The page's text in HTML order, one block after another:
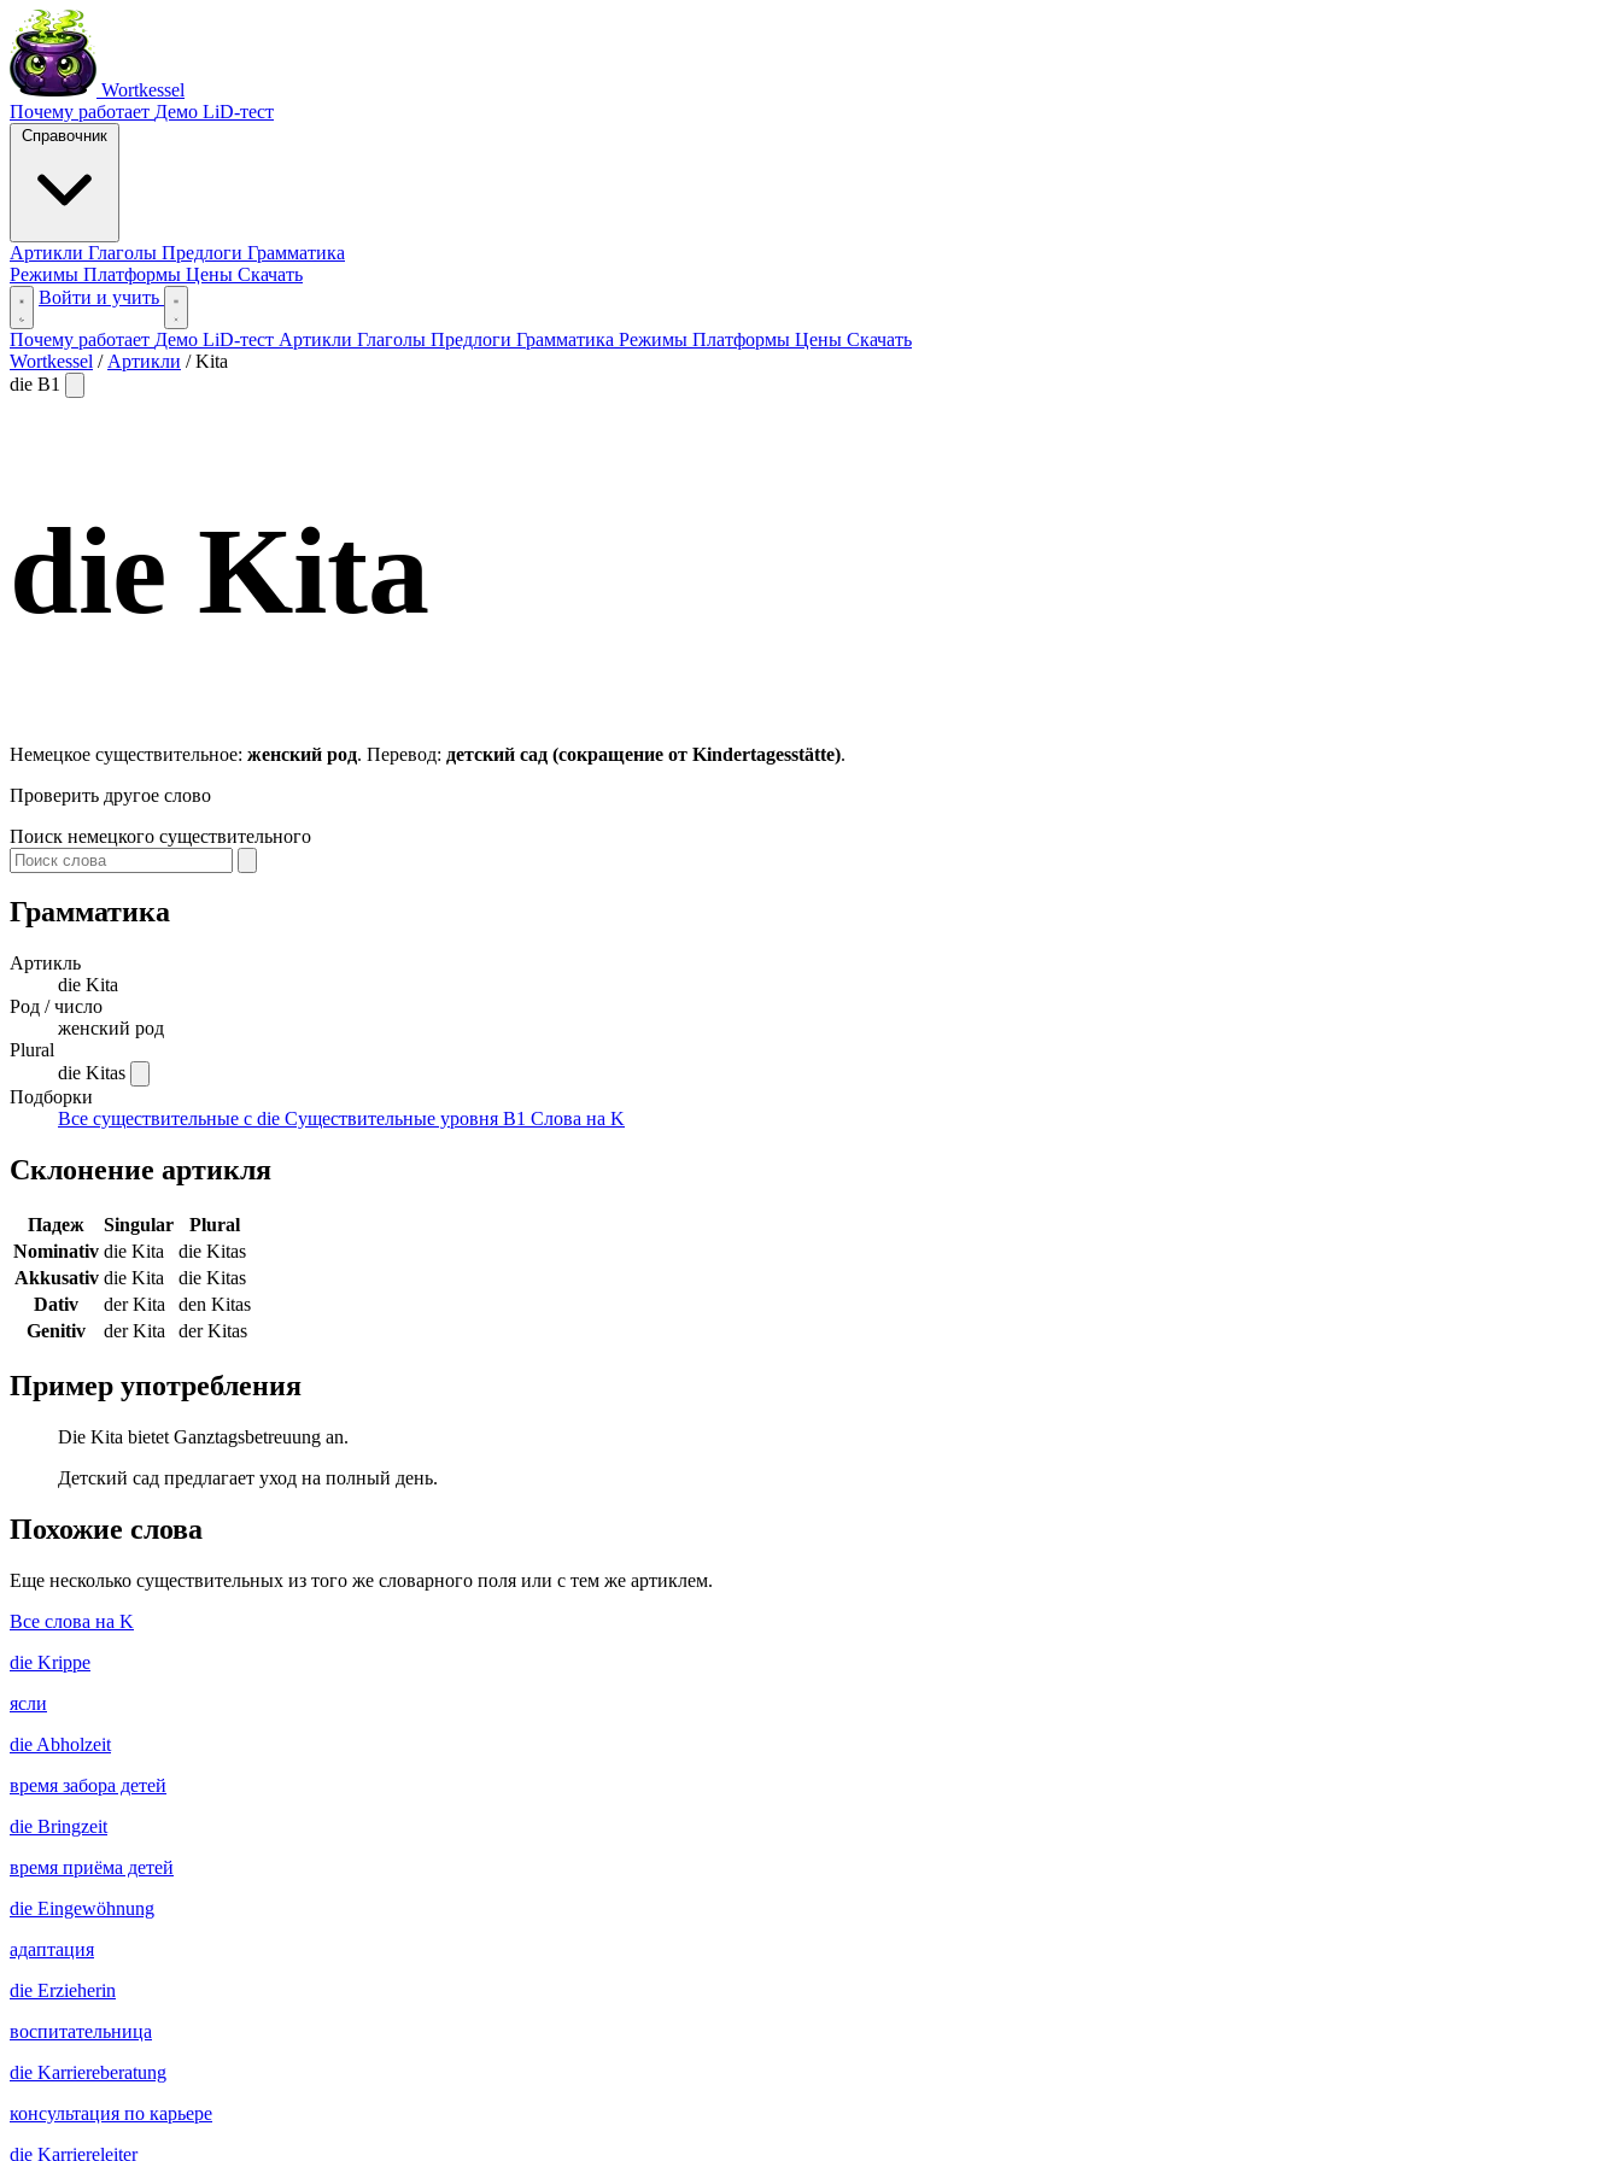
Wortkessel
Почему работает Демо LiD-тест
Справочник
Артикли Глаголы Предлоги Грамматика
Режимы Платформы Цены Скачать
Войти и учить
Почему работает Демо LiD-тест Артикли Глаголы Предлоги Грамматика Режимы Платформы Цены Скачать
Wortkessel / Артикли / Kita
die B1
die Kita
Немецкое существительное: женский род. Перевод: детский сад (сокращение от Kindertagesstätte).
Проверить другое слово
Поиск немецкого существительного
Грамматика
Артикль
die Kita
Род / число
женский род
Plural
die Kitas
Подборки
Все существительные с die Существительные уровня B1 Слова на K
Склонение артикля
Падеж Singular
Plural
Nominativ die Kita
die Kitas
Akkusativ die Kita
die Kitas
Dativ
der Kita
den Kitas
Genitiv
der Kita der Kitas
Пример употребления
Die Kita bietet Ganztagsbetreuung an.
Детский сад предлагает уход на полный день.
Похожие слова
Еще несколько существительных из того же словарного поля или с тем же артиклем.
Все слова на K
die Krippe
ясли
die Abholzeit
время забора детей
die Bringzeit
время приёма детей
die Eingewöhnung
адаптация
die Erzieherin
воспитательница
die Karriereberatung
консультация по карьере
die Karriereleiter